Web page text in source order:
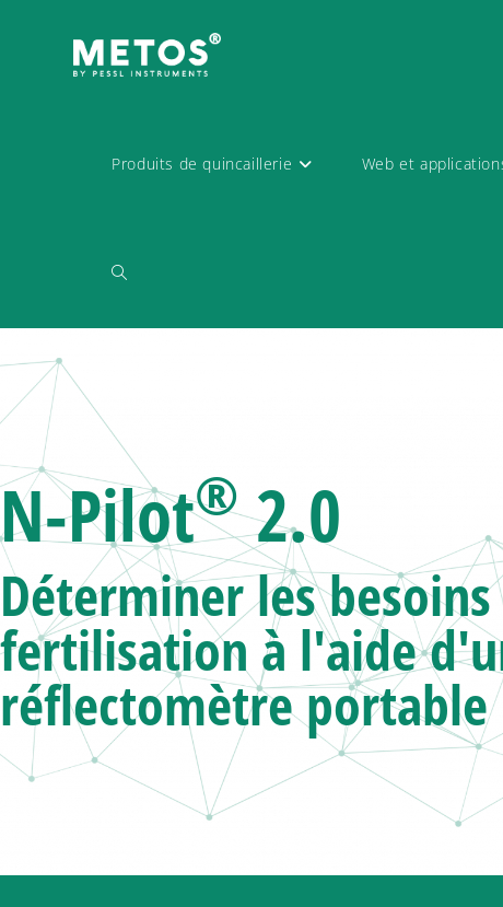
Produits de quincaillerie Web et
N-Pilot®2.0
Déterminer les
fertilisation à l'aide
réflectomètre portable